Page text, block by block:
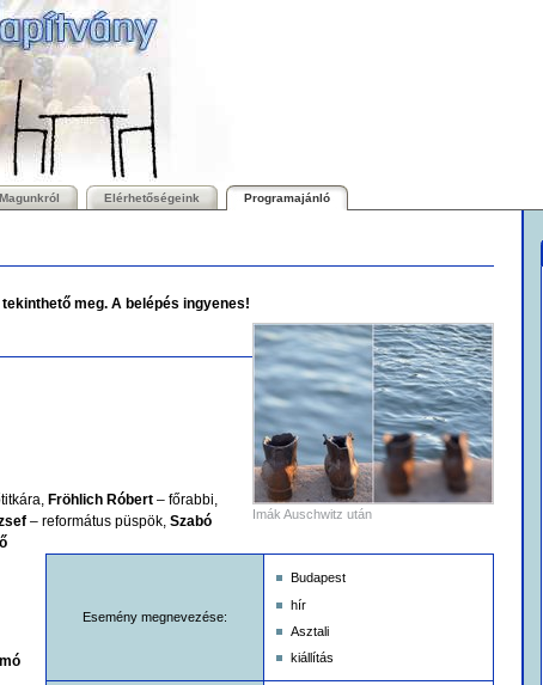
Magunkról Elérhetőségeink Programajánló
meg. A belépés ingyenes!
Imák Auschwitz után
Esemény megnevezése:
Budapest
hír
Asztali
kiállítás
Fröhlich Róbert– főrabbi,
– református püspök,Szabó